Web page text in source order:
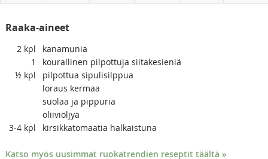
Raaka-aineet
2 kpl
kanamunia
1
kourallinen pilpottuja siitakesieniä
½ kpl
pilpottua sipulisilppua
loraus kermaa
suolaa ja pippuria
oliiviöljyä
3-4 kpl kirsikkatomaatia halkaistuna
Katso myös uusimmat ruokatrendien reseptit täältä »